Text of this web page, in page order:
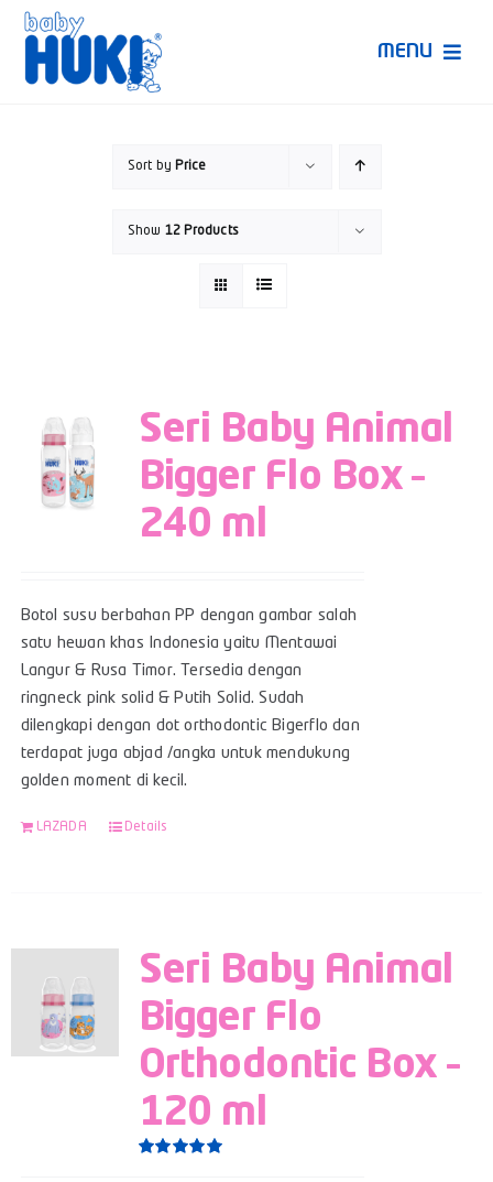
Skip
content
MENU
Sort by Price
Show 12 Products
Seri Baby Animal
Bigger Flo Box –
240 ml
Botol susu berbahan PP dengan gambar salah
satu hewan khas Indonesia yaitu Mentawai
Langur & Rusa Timor. Tersedia dengan
ringneck pink solid & Putih Solid. Sudah
dilengkapi dengan dot orthodontic Bigerflo dan
terdapat juga abjad /angka untuk mendukung
golden moment di kecil.
LAZADA Details
Seri Baby Animal
Bigger Flo
Orthodontic Box –
120 ml